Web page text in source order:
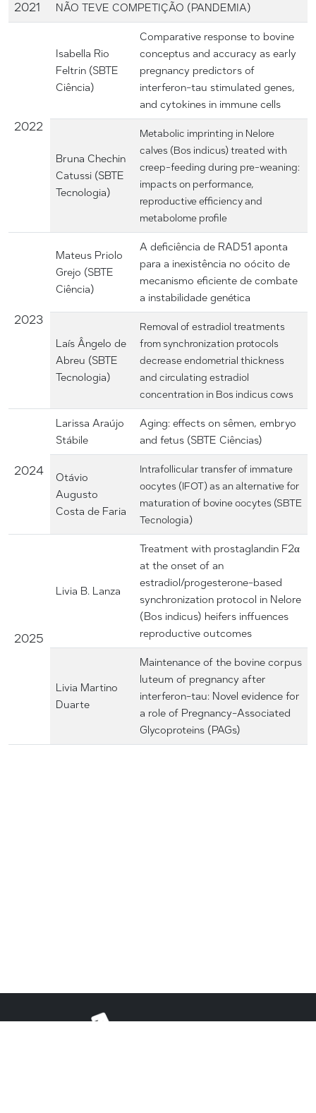
2021 NÃO TEVE COMPETIÇÃO (PANDEMIA)
2022
Isabella Rio
Feltrin (SBTE
Ciência)
Comparative response to bovine
conceptus and accuracy as early
pregnancy predictors of
interferon-tau stimulated genes,
and cytokines in immune cells
Bruna Chechin
Catussi (SBTE
Tecnologia)
Metabolic imprinting in Nelore
calves (Bos indicus) treated with
creep-feeding during pre-weaning:
impacts on performance,
reproductive efficiency and
metabolome profile
2023
Mateus Priolo
Grejo (SBTE
Ciência)
A deficiência de RAD51 aponta
para a inexistência no oócito de
mecanismo eficiente de combate
a instabilidade genética
Laís Ângelo de
Abreu (SBTE
Tecnologia)
Removal of estradiol treatments
from synchronization protocols
decrease endometrial thickness
and circulating estradiol
concentration in Bos indicus cows
2024
Larissa Araújo
Stábile
Aging: effects on sêmen, embryo
and fetus (SBTE Ciências)
Otávio
Augusto
Costa de Faria
Intrafollicular transfer of immature
oocytes (IFOT) as an alternative for
maturation of bovine oocytes (SBTE
Tecnologia)
2025
Livia B. Lanza
Treatment with prostaglandin F2α
at the onset of an
estradiol/progesterone-based
synchronization protocol in Nelore
(Bos indicus) heifers inffuences
reproductive outcomes
Livia Martino
Duarte
Maintenance of the bovine corpus
luteum of pregnancy after
interferon-tau: Novel evidence for
a role of Pregnancy-Associated
Glycoproteins (PAGs)